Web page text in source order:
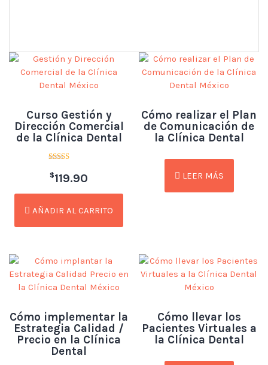
Curso Gestión y
Dirección Comercial
de la Clínica Dental
con
4.79
$119.90
AÑADIR AL CARRITO
Cómo realizar el Plan
de Comunicación de
la Clínica Dental
LEER MÁS
Cómo implementar la
Estrategia Calidad /
Precio en la Clínica
Dental
Cómo llevar los
Pacientes Virtuales a
la Clínica Dental